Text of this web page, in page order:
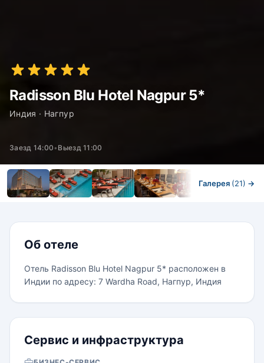
Radisson Blu Hotel Nagpur 5*
Индия · Нагпур
Заезд 14:00• Выезд 11:00
Галерея (21) →
Об отеле
Отель Radisson Blu Hotel Nagpur 5* расположен в
Индии по адресу: 7 Wardha Road, Нагпур, Индия
Сервис и инфраструктура